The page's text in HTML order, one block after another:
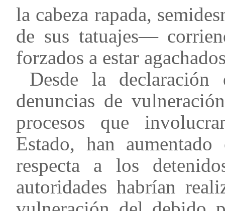
la cabeza rapada,
de sus tatuajes—
forzados a estar
Desde la
denuncias de
procesos que
Estado, han
respecta a los
autoridades habrían